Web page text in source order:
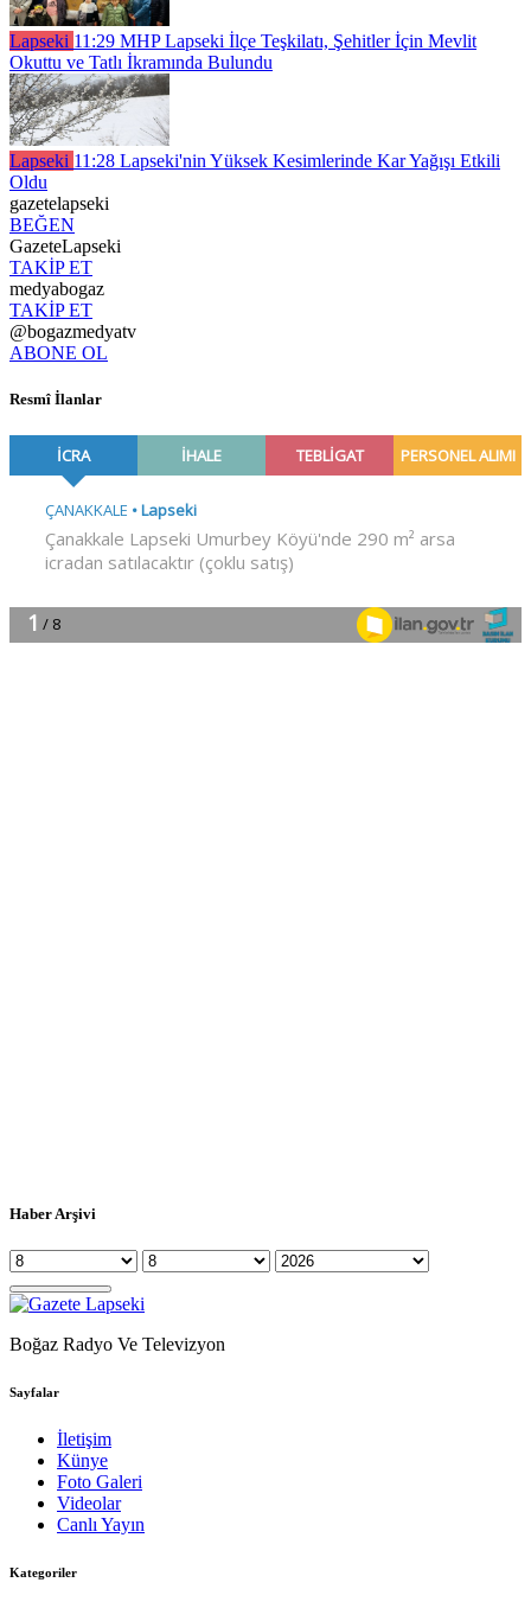
Lapseki 11:29 MHP Lapseki İlçe Teşkilatı, Şehitler İçin Mevlit
Okuttu ve Tatlı İkramında Bulundu
Lapseki 11:28 Lapseki'nin Yüksek Kesimlerinde Kar Yağışı Etkili
Oldu
gazetelapseki
BEĞEN
GazeteLapseki
TAKİP ET
medyabogaz
TAKİP ET
@bogazmedyatv
ABONE OL
Resmî İlanlar
Haber Arşivi
Boğaz Radyo Ve Televizyon
Sayfalar
İletişim
Künye
Foto Galeri
Videolar
Canlı Yayın
Kategoriler